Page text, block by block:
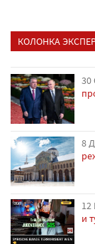
КОЛОНКА
30
8
и